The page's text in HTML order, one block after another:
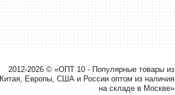
2012-2026 © «ОПТ 10 - Популярные товары из
Китая, Европы, США и России оптом из наличия
на складе в Москве»